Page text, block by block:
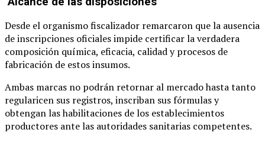
Desde el organismo fiscalizador remarcaron que la ausencia
de inscripciones oficiales impide certificar la verdadera
composición química, eficacia, calidad y procesos de
fabricación de estos insumos.
Ambas marcas no podrán retornar al mercado hasta tanto
regularicen sus registros, inscriban sus fórmulas y
obtengan las habilitaciones de los establecimientos
productores ante las autoridades sanitarias competentes.